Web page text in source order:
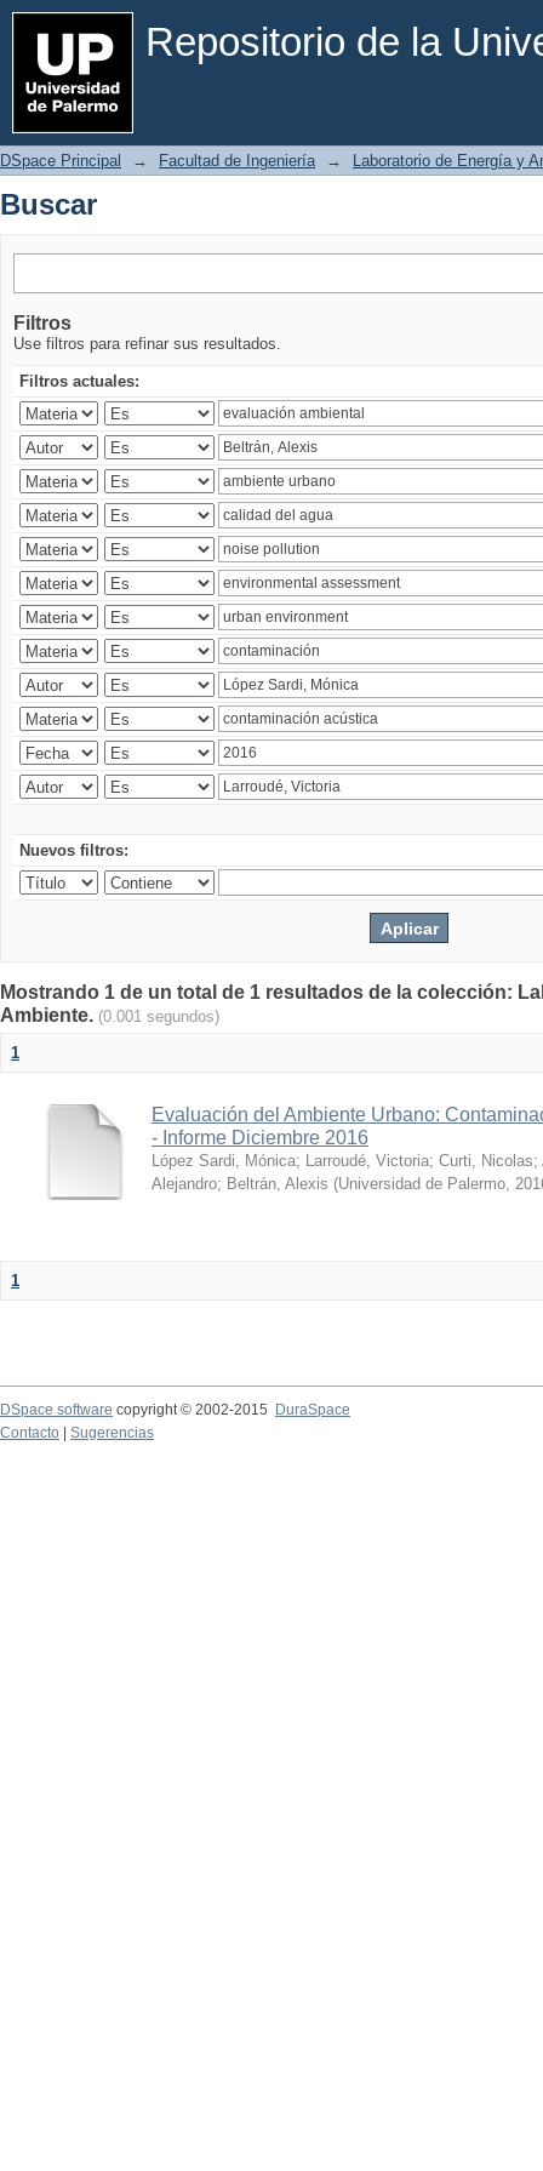
Repositorio de la
Buscar
DSpace Principal → Facultad de Ingeniería → Laboratorio de Energía y
Buscar
Filtros
Use filtros para refinar sus resultados.
Filtros actuales:
Nuevos filtros:
Mostrando 1 de un total de 1 resultados de la colección:
Ambiente. (0.001 segundos)
1
Evaluación del Ambiente Urbano:
- Informe Diciembre 2016
López Sardi, Mónica; Larroudé, Victoria; Curti, Nicolas;
Alejandro; Beltrán, Alexis (Universidad de Palermo,
1
DSpace software copyright © 2002-2015
DuraSpace
Contacto
Sugerencias